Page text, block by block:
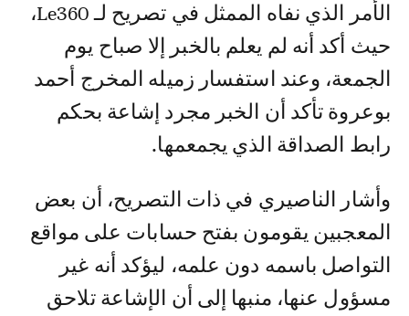
الأمر الذي نفاه الممثل في تصريح لـ Le360،
حيث أكد أنه لم يعلم بالخبر إلا صباح يوم
الجمعة، وعند استفسار زميله المخرج أحمد
بوعروة تأكد أن الخبر مجرد إشاعة بحكم
رابط الصداقة الذي يجمعمها.
وأشار الناصيري في ذات التصريح، أن بعض
المعجبين يقومون بفتح حسابات على مواقع
التواصل باسمه دون علمه، ليؤكد أنه غير
مسؤول عنها، منبها إلى أن الإشاعة تلاحق